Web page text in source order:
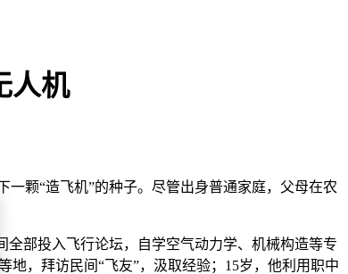
人机
颗“造飞机”的种子。尽管出身普通家庭，父母在农
全部投入飞行论坛，自学空气动力学、机械构造等专
，拜访民间“飞友”，汲取经验；15岁，他利用职中